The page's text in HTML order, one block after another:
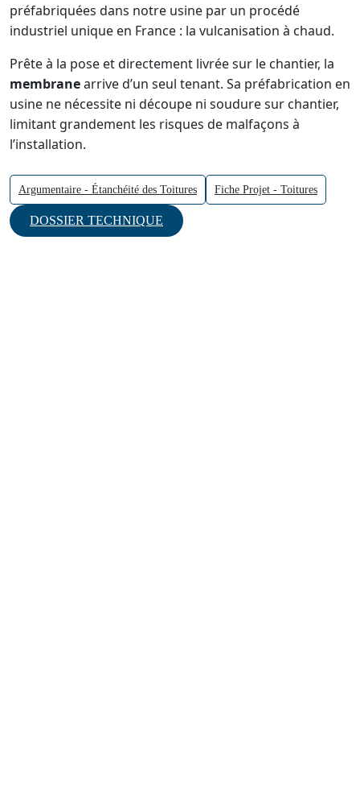
préfabriquées dans notre usine par un procédé
industriel unique en France : la vulcanisation à chaud.
Prête à la pose et directement livrée sur le chantier, la
membranearrive d’un seul tenant. Sa préfabrication en
usine ne nécessite ni découpe ni soudure sur chantier,
limitant grandement les risques de malfaçons à
l’installation.
Argumentaire - Étanchéité des Toitures Fiche Projet - Toitures
DOSSIER TECHNIQUE